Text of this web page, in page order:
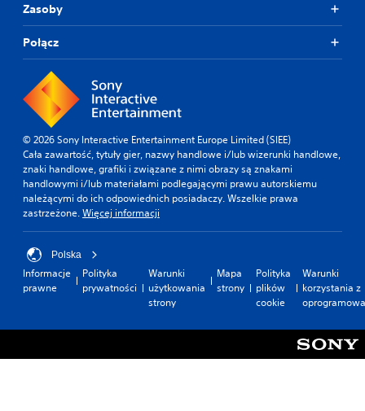
Zasoby
Połącz
© 2026 Sony Interactive Entertainment Europe Limited (SIEE)
Cała zawartość, tytuły gier, nazwy handlowe i/lub wizerunki handlowe,
znaki handlowe, grafiki i związane z nimi obrazy są znakami
handlowymi i/lub materiałami podlegającymi prawu autorskiemu
należącymi do ich odpowiednich posiadaczy. Wszelkie prawa
zastrzeżone.Więcej informacji
Polska
Informacje
prawne
Polityka
prywatności
Warunki
użytkowania
strony
Mapa
strony
Polityka
plików
cookie
Warunki
korzystania z